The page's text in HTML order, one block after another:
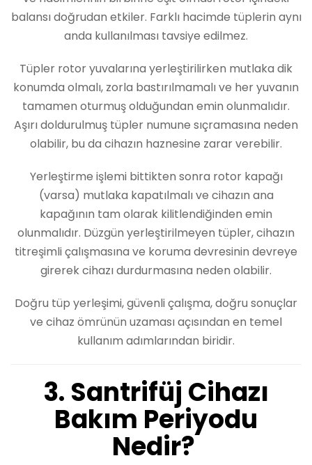
balansı doğrudan etkiler. Farklı hacimde tüplerin aynı
anda kullanılması tavsiye edilmez.
Tüpler rotor yuvalarına yerleştirilirken mutlaka dik
konumda olmalı, zorla bastırılmamalı ve her yuvanın
tamamen oturmuş olduğundan emin olunmalıdır.
Aşırı doldurulmuş tüpler numune sıçramasına neden
olabilir, bu da cihazın haznesine zarar verebilir.
Yerleştirme işlemi bittikten sonra rotor kapağı
(varsa) mutlaka kapatılmalı ve cihazın ana
kapağının tam olarak kilitlendiğinden emin
olunmalıdır. Düzgün yerleştirilmeyen tüpler, cihazın
titreşimli çalışmasına ve koruma devresinin devreye
girerek cihazı durdurmasına neden olabilir.
Doğru tüp yerleşimi, güvenli çalışma, doğru sonuçlar
ve cihaz ömrünün uzaması açısından en temel
kullanım adımlarından biridir.
3. Santrifüj Cihazı
Bakım Periyodu
Nedir?